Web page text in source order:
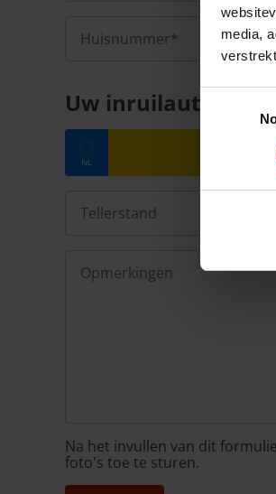
media,
Uw inruilauto
Na het invullen van dit
foto's toe te sturen.